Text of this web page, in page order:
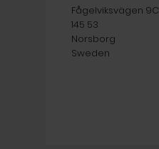
Fågelviksvägen 9C
145 53
Norsborg
Sweden